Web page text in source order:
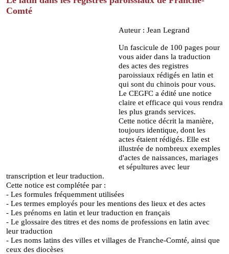
Comté
Auteur : Jean Legrand
Un fascicule de 100 pages pour
vous aider dans la traduction
des actes des registres
paroissiaux rédigés en latin et
qui sont du chinois pour vous.
Le CEGFC a édité une notice
claire et efficace qui vous rendra
les plus grands services.
Cette notice décrit la manière,
toujours identique, dont les
actes étaient rédigés. Elle est
illustrée de nombreux exemples
d'actes de naissances, mariages
et sépultures avec leur
transcription et leur traduction.
Cette notice est complétée par :
- Les formules fréquemment utilisées
- Les termes employés pour les mentions des lieux et des actes
- Les prénoms en latin et leur traduction en français
- Le glossaire des titres et des noms de professions en latin avec
leur traduction
- Les noms latins des villes et villages de Franche-Comté, ainsi que
ceux des diocèses